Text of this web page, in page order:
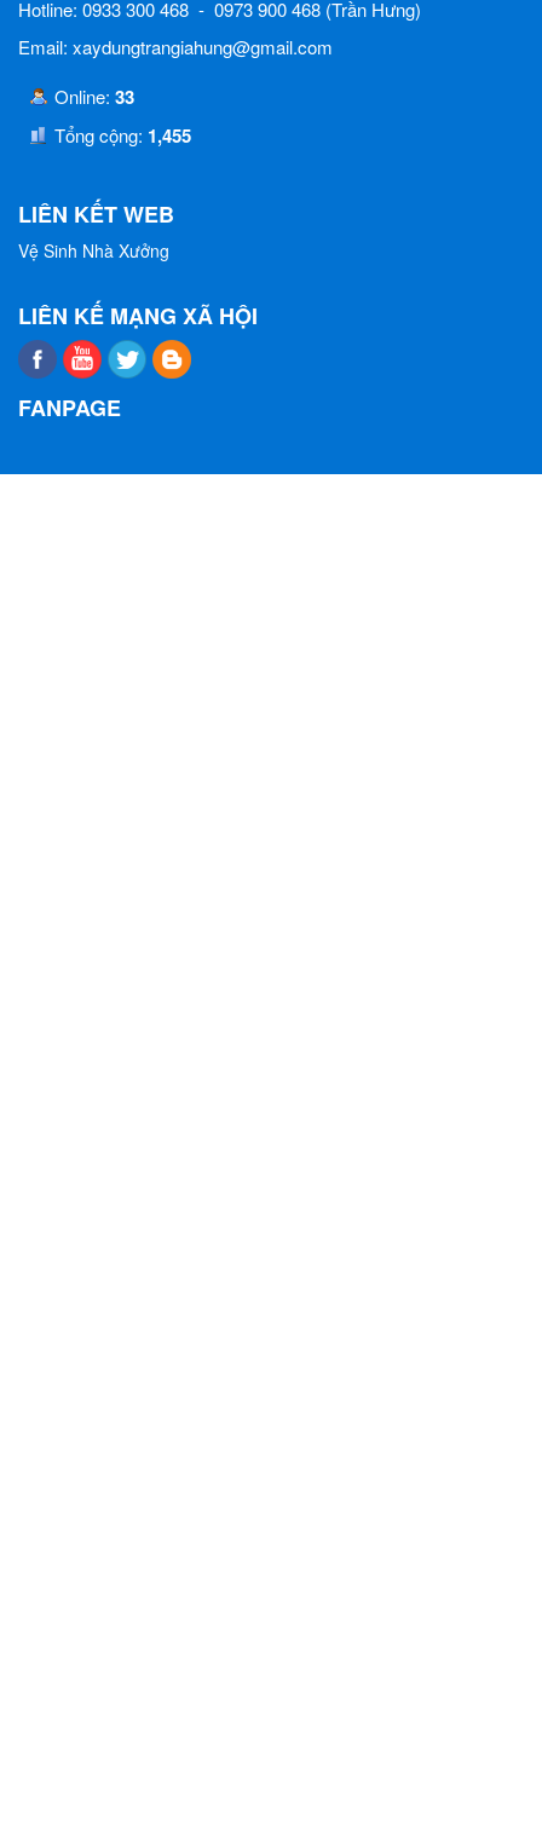
Hotline: 0933 300 468 - 0973 900 468 (Trần Hưng)
Email: xaydungtrangiahung@gmail.com
Online: 33
Tổng cộng: 1,455
LIÊN KẾT WEB
Vệ Sinh Nhà Xưởng
LIÊN KẾ MẠNG XÃ HỘI
FANPAGE